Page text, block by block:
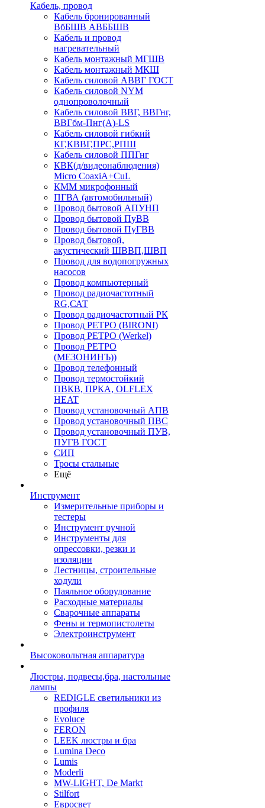
Кабель, провод
Кабель бронированный
ВбБШВ АВББШВ
Кабель и провод
нагревательный
Кабель монтажный МГШВ
Кабель монтажный МКШ
Кабель силовой АВВГ ГОСТ
Кабель силовой NYM
однопроволочный
Кабель силовой ВВГ, ВВГнг,
ВВГбм-Пнг(А)-LS
Кабель силовой гибкий
КГ,КВВГ,ПРС,РПШ
Кабель силовой ППГнг
КВК(д/видеонаблюдения)
Micro CoaxiA+CuL
КММ микрофонный
ПГВА (автомобильный)
Провод бытовой АПУНП
Провод бытовой ПуВВ
Провод бытовой ПуГВВ
Провод бытовой,
акустический ШВВП,ШВП
Провод для водопогружных
насосов
Провод компьютерный
Провод радиочастотный
RG,САТ
Провод радиочастотный РК
Провод РЕТРО (BIRONI)
Провод РЕТРО (Werkel)
Провод РЕТРО
(МЕЗОНИНЪ))
Провод телефонный
Провод термостойкий
ПВКВ, ПРКА, OLFLEX
HEAT
Провод установочный АПВ
Провод установочный ПВС
Провод установочный ПУВ,
ПУГВ ГОСТ
СИП
Тросы стальные
Ещё
Инструмент
Измерительные приборы и
тестеры
Инструмент ручной
Инструменты для
опрессовки, резки и
изоляции
Лестницы, строительные
ходули
Паяльное оборудование
Расходные материалы
Сварочные аппараты
Фены и термопистолеты
Электроинструмент
Высоковольтная аппаратура
Люстры, подвесы,бра, настольные
лампы
REDIGLE светильники из
профиля
Evoluce
FERON
LEEK люстры и бра
Lumina Deco
Lumis
Moderli
MW-LIGHT, De Markt
Stilfort
Евросвет